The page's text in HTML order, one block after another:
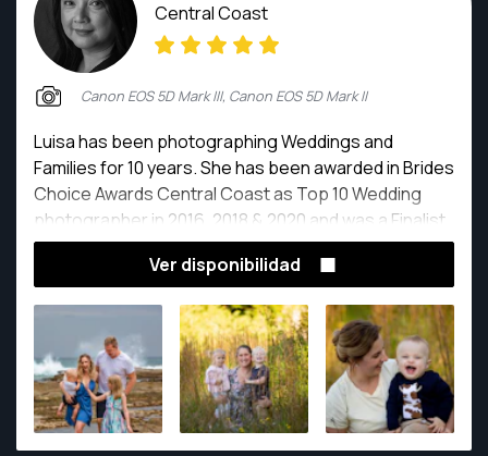
Central Coast
Canon EOS 5D Mark III, Canon EOS 5D Mark II
Luisa has been photographing Weddings and
Families for 10 years. She has been awarded in Brides
Choice Awards Central Coast as Top 10 Wedding
photographer in 2016, 2018 & 2020 and was a Finalist
for 2019.
Ver disponibilidad